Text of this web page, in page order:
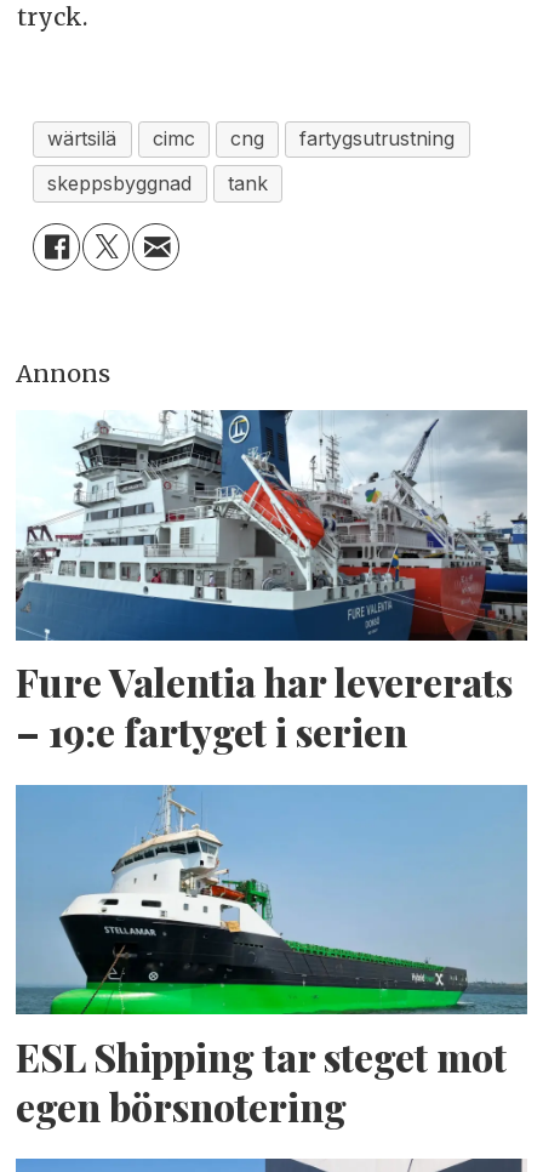
tryck.
wärtsilä cimc cng
fartygsutrustning
skeppsbyggnad
tank
Annons
Fure Valentia har levererats
– 19:e fartyget i serien
ESL Shipping tar steget mot
egen börsnotering